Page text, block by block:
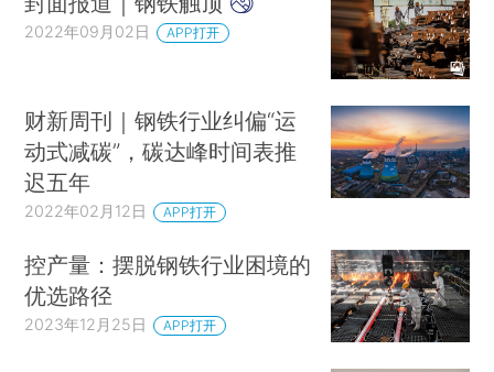
2022年09月02日 APP打开
财新周刊｜钢铁行业纠偏“运
动式减碳”，碳达峰时间表推
迟五年
2022年02月12日 APP打开
控产量：摆脱钢铁行业困境的
优选路径
2023年12月25日 APP打开